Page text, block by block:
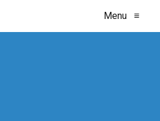
Menu ≡